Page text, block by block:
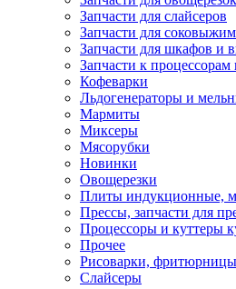
Запчасти для слайсеров
Запчасти для
Запчасти для шкафов и
Запчасти к процессорам
Кофеварки
Льдогенераторы и
Мармиты
Миксеры
Мясорубки
Новинки
Овощерезки
Плиты индукционные,
Прессы, запчасти для
Процессоры и куттеры
Прочее
Рисоварки, фритюрницы
Слайсеры